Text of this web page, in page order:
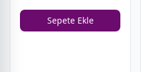
Sepete Ekle